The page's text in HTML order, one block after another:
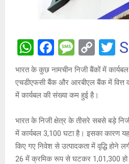
W
h
at
s
A
p
p
F
a
ce
b
o
o
k
M
es
s
a
g
e
C
o
py
Li
n
k
T
tt
भारत के कुछ नामचीन निजी बैंकों में
एचडीएफसी बैंक और आरबीएल बैंक में वित्त
में कार्यबल की संख्या कम हुई है।
भारत के निजी क्षेत्र के तीसरे सबसे बड़े
में कार्यबल 3,100 घटा है। इसका कारण
किए गए निवेश से उत्पादकता में वृद्धि होने
26 में क्रमिक रूप से घटकर 1,01,300 हो